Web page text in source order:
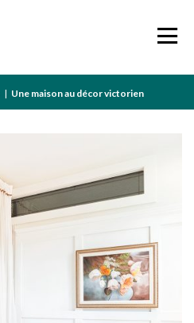
| Une maison au décor victorien